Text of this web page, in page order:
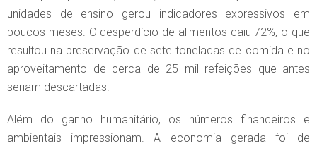
unidades de ensino gerou indicadores expressivos em
poucos meses. O desperdício de alimentos caiu 72%, o que
resultou na preservação de sete toneladas de comida e no
aproveitamento de cerca de 25 mil refeições que antes
seriam descartadas.
Além do ganho humanitário, os números financeiros e
ambientais impressionam. A economia gerada foi de